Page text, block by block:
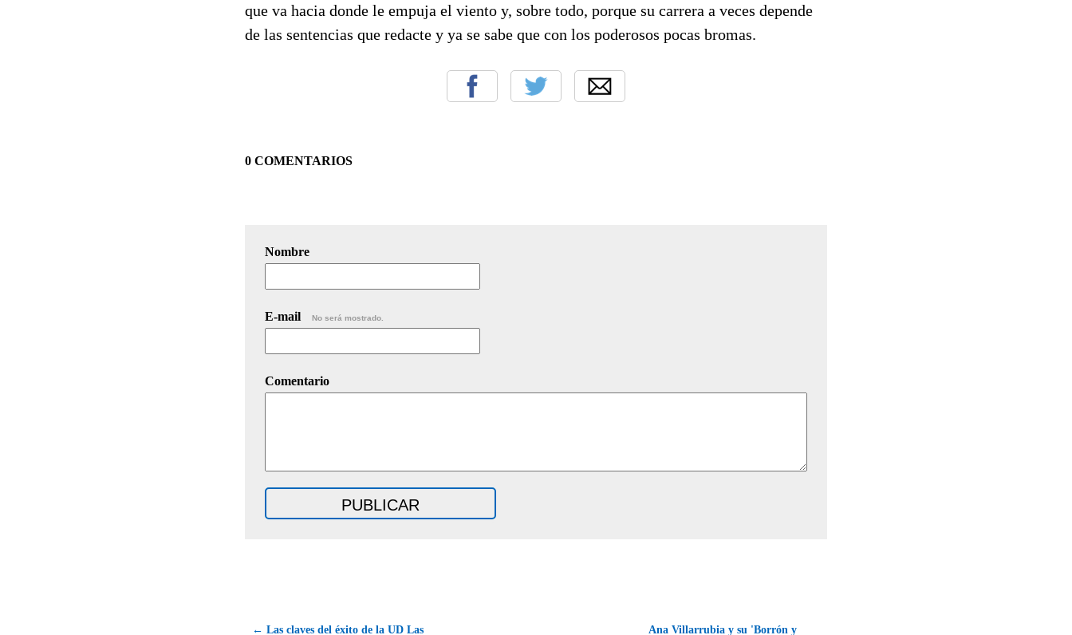
que va hacia donde le empuja el viento y, sobre todo, porque su carrera a veces depende
de las sentencias que redacte y ya se sabe que con los poderosos pocas bromas.
0 COMENTARIOS
Nombre
E-mail No será mostrado.
Comentario
← Las claves del éxito de la UD Las Ana Villarrubia y su 'Borrón y